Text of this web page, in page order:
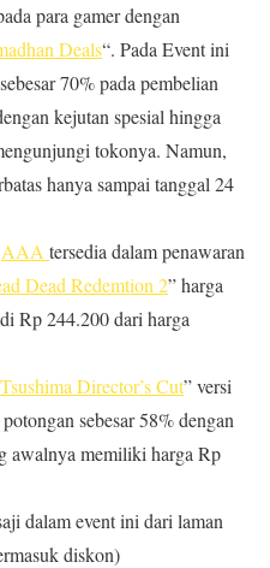
para gamer dengan
Deals“. Pada Event ini
70% pada pembelian
kejutan spesial hingga
tokonya. Namun,
hanya sampai tanggal 24
AAA tersedia dalam penawaran
Dead Redemtion 2” harga
Rp 244.200 dari harga
Director’s Cut” versi
sebesar 58% dengan
awalnya memiliki harga Rp
dalam event ini dari laman
diskon)